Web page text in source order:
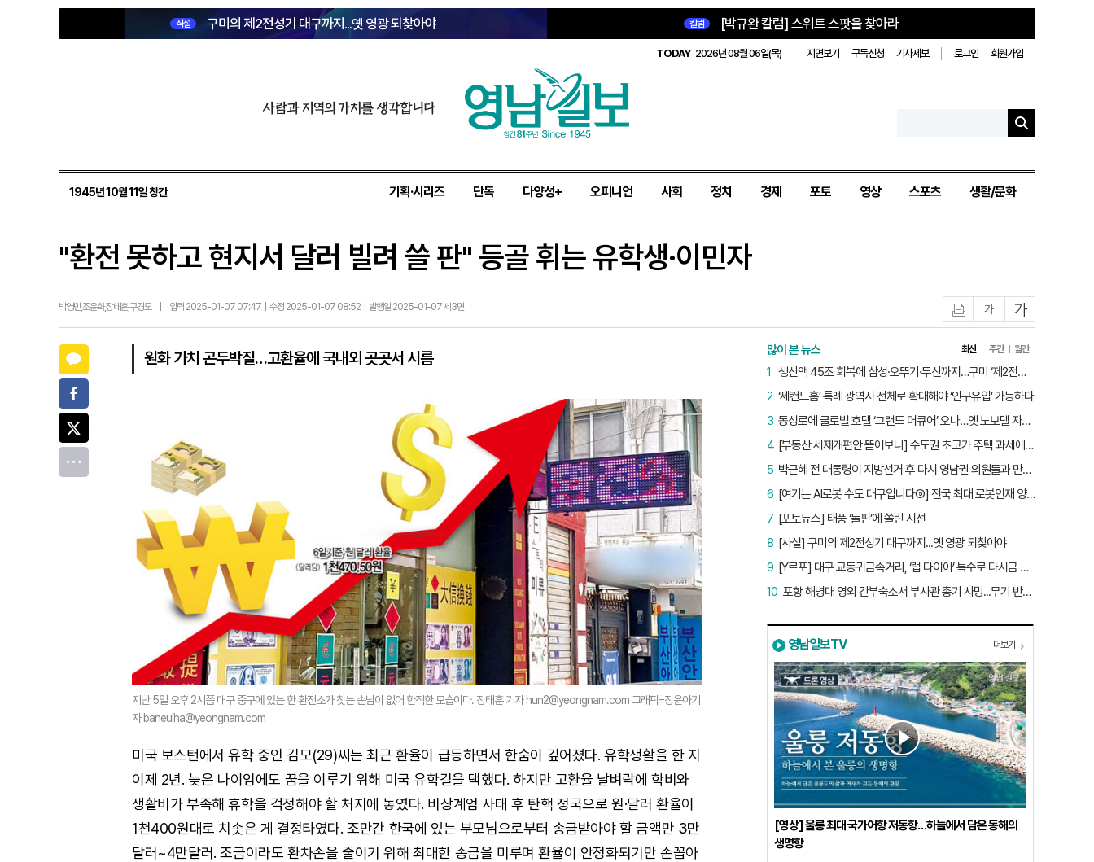
직설 구미의 제2전성기 대구까지...옛 영광 되찾아야 칼럼 [박규완 칼럼] 스위트 스팟을 찾아라
TODAY 2026년 08월 06일(목) 지면보기 구독신청 기사제보 로그인 회원가입
사람과 지역의 가치를 생각합니다
1945년 10월 11일 창간 기획·시리즈 단독 다양성+ 오피니언 사회 정치 경제 포토 영상 스포츠 생활/문화
"환전 못하고 현지서 달러 빌려 쓸 판" 등골 휘는 유학생·이민자
박영민,조윤화,장태훈,구경모 입력 2025-01-07 07:47 | 수정 2025-01-07 08:52 | 발행일 2025-01-07 제3면 글자작게글자크게
원화 가치 곤두박질…고환율에 국내외 곳곳서 시름
지난 5일 오후 2시쯤 대구 중구에 있는 한 환전소가 찾는 손님이 없어 한적한 모습이다. 장태훈 기자 hun2@yeongnam.com 그래픽=장윤아기
자 baneulha@yeongnam.com
미국 보스턴에서 유학 중인 김모(29)씨는 최근 환율이 급등하면서 한숨이 깊어졌다. 유학생활을 한 지
이제 2년. 늦은 나이임에도 꿈을 이루기 위해 미국 유학길을 택했다. 하지만 고환율 날벼락에 학비와
생활비가 부족해 휴학을 걱정해야 할 처지에 놓였다. 비상계엄 사태 후 탄핵 정국으로 원·달러 환율이
1천400원대로 치솟은 게 결정타였다. 조만간 한국에 있는 부모님으로부터 송금받아야 할 금액만 3만
달러~4만달러. 조금이라도 환차손을 줄이기 위해 최대한 송금을 미루며 환율이 안정화되기만 손꼽아
많이 본 뉴스 최신 주간 월간
생산액 45조 회복에 삼성·오뚜기·두산까지…구미 ‘제2전성기’ 시작됐다
1
‘세컨드홈’ 특례 광역시 전체로 확대해야 ‘인구유입’ 가능하다
2
동성로에 글로벌 호텔 ‘그랜드 머큐어’ 오나…옛 노보텔 자리 사무실 개설
3
[부동산 세제개편안 뜯어보니] 수도권 초고가 주택 과세에만 초점…침체된 지방 부동산 대책은 없다
4
박근혜 전 대통령이 지방선거 후 다시 영남권 의원들과 만난 이유는?
5
[여기는 AI로봇 수도 대구입니다⑤] 전국 최대 로봇인재 양성소…“대구산업 맞춤형 교육과정 만들자”
6
[포토뉴스] 태풍 ‘돌핀’에 쏠린 시선
7
[사설] 구미의 제2전성기 대구까지...옛 영광 되찾아야
8
[Y르포] 대구 교동귀금속거리, ‘랩 다이아’ 특수로 다시금 활기…“반짝 인기 의존 않는 지속 가능 성장 동력 마련해야”
9
포항 해병대 영외 간부숙소서 부사관 총기 사망...무기 반출 비상
10
영남일보TV 더보기
[영상] 울릉 최대 국가어항 저동항…하늘에서 담은 동해의
생명항